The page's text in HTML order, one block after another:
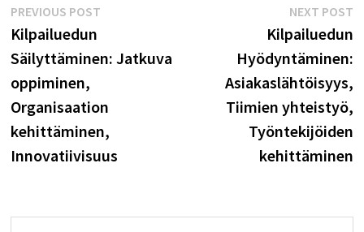
Post
navigation
PREVIOUS POSTPrevious
Kilpailuedun
Säilyttäminen: Jatkuva
oppiminen,
Organisaation
kehittäminen,
Innovatiivisuus
NEXT POST
Kilpailuedun
Hyödyntäminen:
Asiakaslähtöisyys,
Tiimien yhteistyö,
Työntekijöiden
kehittäminen